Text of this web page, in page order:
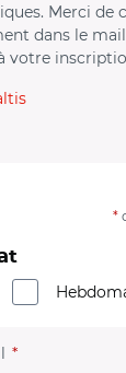
Merci de
dans le
votre
*
(champ